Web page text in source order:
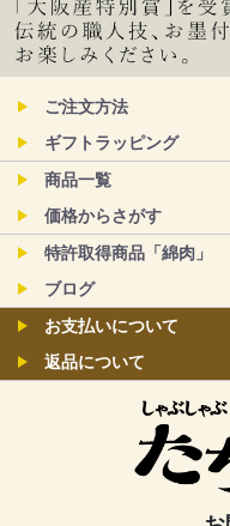
ご注文方法
ギフトラッピング
商品一覧
価格からさがす
特許取得商品「綿肉」
ブログ
お支払いについて
返品について